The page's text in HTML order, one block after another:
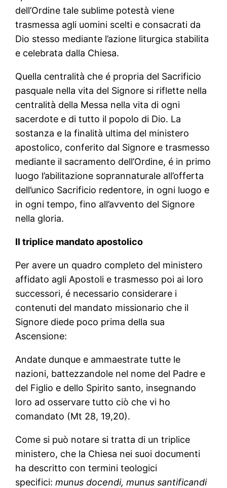
dell’Ordine tale sublime potestà viene
trasmessa agli uomini scelti e consacrati da
Dio stesso mediante l’azione liturgica stabilita
e celebrata dalla Chiesa.
Quella centralità che é propria del Sacrificio
pasquale nella vita del Signore si riflette nella
centralità della Messa nella vita di ogni
sacerdote e di tutto il popolo di Dio. La
sostanza e la finalità ultima del ministero
apostolico, conferito dal Signore e trasmesso
mediante il sacramento dell’Ordine, é in primo
luogo l’abilitazione soprannaturale all’offerta
dell’unico Sacrificio redentore, in ogni luogo e
in ogni tempo, fino all’avvento del Signore
nella gloria.
Il triplice mandato apostolico
Per avere un quadro completo del ministero
affidato agli Apostoli e trasmesso poi ai loro
successori, é necessario considerare i
contenuti del mandato missionario che il
Signore diede poco prima della sua
Ascensione:
Andate dunque e ammaestrate tutte le
nazioni, battezzandole nel nome del Padre e
del Figlio e dello Spirito santo, insegnando
loro ad osservare tutto ciò che vi ho
comandato (Mt 28, 19,20).
Come si può notare si tratta di un triplice
ministero, che la Chiesa nei suoi documenti
ha descritto con termini teologici
specifici:munus docendi, munus santificandi